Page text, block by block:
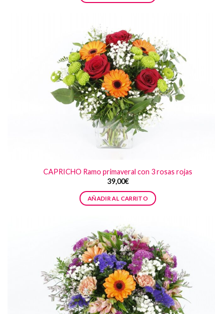
CAPRICHO Ramo primaveral con 3 rosas rojas
39,00€
AÑADIR AL CARRITO